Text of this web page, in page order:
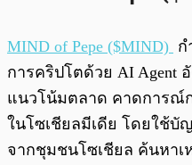
MIND of Pepe ($MIND) ก
การคริปโตด้วย AI Agent
แนวโน้มตลาด คาดการณ์
ในโซเชียลมีเดีย โดยใช้บั
จากชุมชนโซเชียล ค้นหา